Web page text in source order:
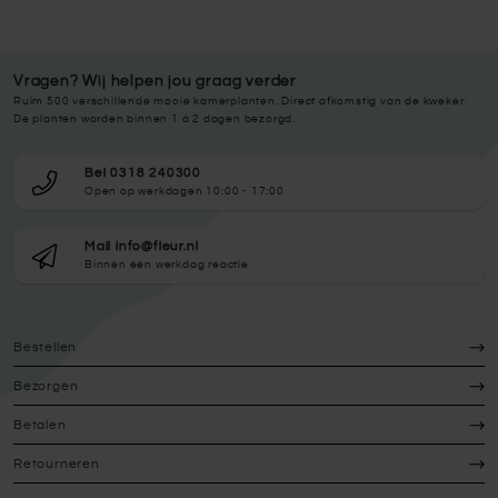
Vragen? Wij helpen jou graag verder
Ruim 500 verschillende mooie kamerplanten. Direct afkomstig van de kweker.
De planten worden binnen 1 à 2 dagen bezorgd.
Bel 0318 240300
Open op werkdagen 10:00 - 17:00
Mail info@fleur.nl
Binnen één werkdag reactie
Bestellen
Bezorgen
Betalen
Retourneren